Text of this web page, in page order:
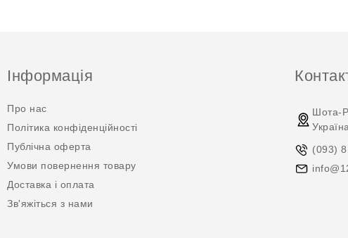
Інформація
Про нас
Політика конфіденційності
Публічна оферта
Умови повернення товару
Доставка і оплата
Зв'яжіться з нами
Шота-
Україна,
(093)